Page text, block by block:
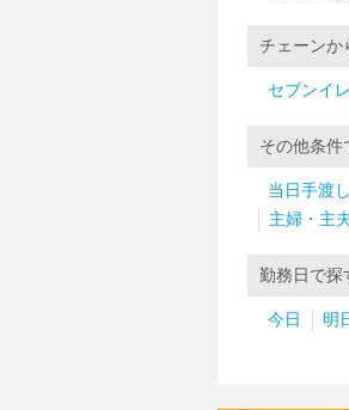
チェーンか
セブンイ
その他条件
当日手渡し
主婦・主
勤務日で探
今日 明